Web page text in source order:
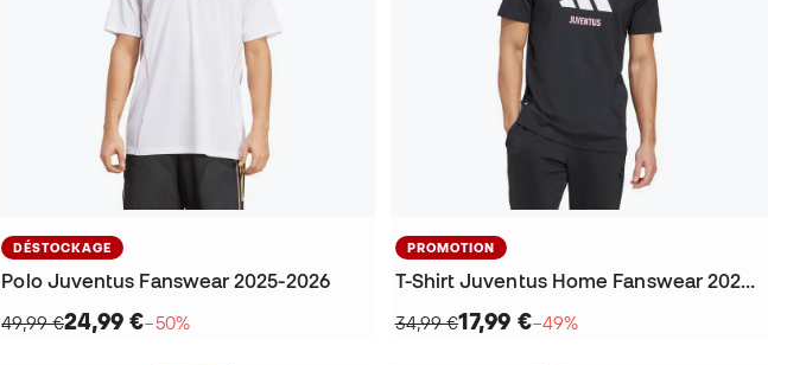
DÉSTOCKAGE
Polo Juventus Fanswear 2025-2026
49,99 €24,99 €−50%
PROMOTION
T-Shirt Juventus Home Fanswear 2025-2026
34,99 €17,99 €−49%